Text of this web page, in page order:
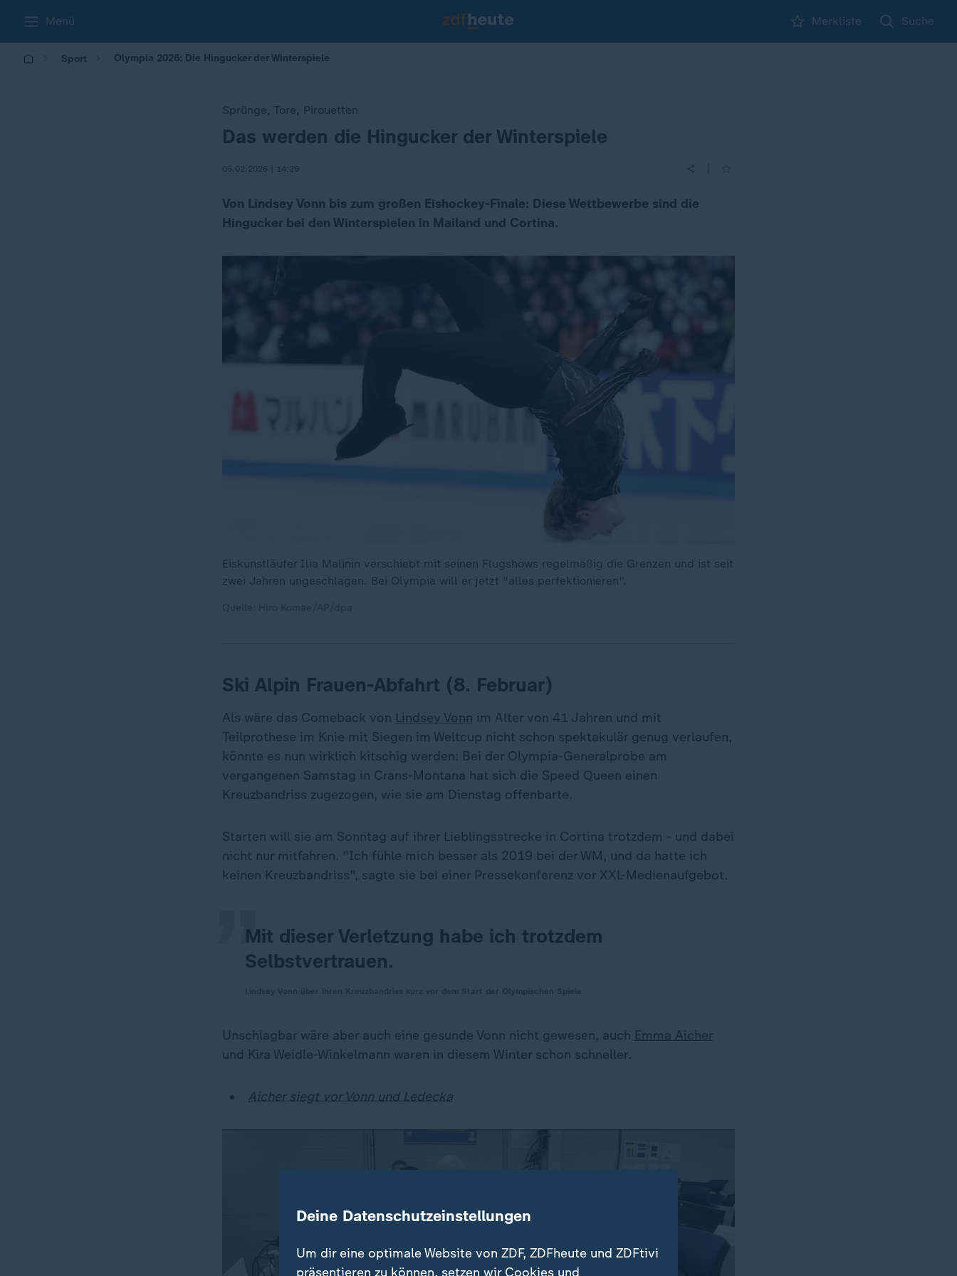
Menü Merkliste Suche
Sport Olympia 2026: Die Hingucker der Winterspiele
Sprünge, Tore, Pirouetten
:Das werden die Hingucker der Winterspiele
05.02.2026 | 14:29
Von Lindsey Vonn bis zum großen Eishockey-Finale: Diese Wettbewerbe sind die
Hingucker bei den Winterspielen in Mailand und Cortina.
Eiskunstläufer Ilia Malinin verschiebt mit seinen Flugshows regelmäßig die Grenzen und ist seit
zwei Jahren ungeschlagen. Bei Olympia will er jetzt "alles perfektionieren".
Ski Alpin Frauen-Abfahrt (8. Februar)
Als wäre das Comeback von Lindsey Vonn im Alter von 41 Jahren und mit
Teilprothese im Knie mit Siegen im Weltcup nicht schon spektakulär genug verlaufen,
könnte es nun wirklich kitschig werden: Bei der Olympia-Generalprobe am
vergangenen Samstag in Crans-Montana hat sich die Speed Queen einen
Kreuzbandriss zugezogen, wie sie am Dienstag offenbarte.
Starten will sie am Sonntag auf ihrer Lieblingsstrecke in Cortina trotzdem - und dabei
nicht nur mitfahren. "Ich fühle mich besser als 2019 bei der WM, und da hatte ich
keinen Kreuzbandriss", sagte sie bei einer Pressekonferenz vor XXL-Medienaufgebot.
Mit dieser Verletzung habe ich trotzdem
Selbstvertrauen.
„
Unschlagbar wäre aber auch eine gesunde Vonn nicht gewesen, auch Emma Aicher
und Kira Weidle-Winkelmann waren in diesem Winter schon schneller.
Aicher siegt vor Vonn und Ledecka
Deine Datenschutzeinstellungen
Um dir eine optimale Website von ZDF, ZDFheute und ZDFtivi
präsentieren zu können, setzen wir Cookies und